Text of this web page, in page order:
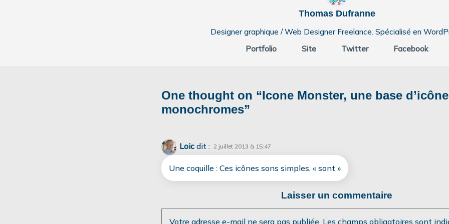
Thomas Dufranne
Designer graphique / Web Designer Freelance. Spécialisé en
Portfolio
Site Twitter Facebook
One thought on “Icone Monster, une base
monochromes”
Loic dit : 2 juillet 2013 à 15:47
Une coquille : Ces icônes sons simples, « sont »
Laisser un commentaire
Votre adresse e-mail ne sera pas publiée. Les champs obligatoires sont